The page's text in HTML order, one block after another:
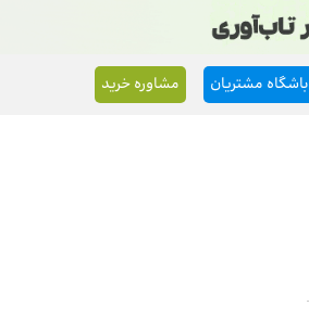
باشگاه مشتریان مشاوره خرید